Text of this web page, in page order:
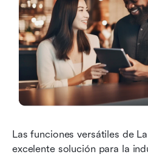
Las funciones versátiles de
excelente solución para la